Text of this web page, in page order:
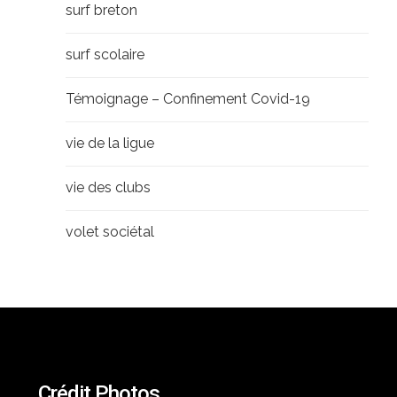
surf breton
surf scolaire
Témoignage – Confinement Covid-19
vie de la ligue
vie des clubs
volet sociétal